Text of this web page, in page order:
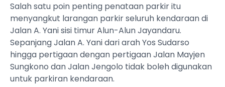
Salah satu poin penting penataan parkir itu
menyangkut larangan parkir seluruh kendaraan di
Jalan A. Yani sisi timur Alun-Alun Jayandaru.
Sepanjang Jalan A. Yani dari arah Yos Sudarso
hingga pertigaan dengan pertigaan Jalan Mayjen
Sungkono dan Jalan Jengolo tidak boleh digunakan
untuk parkiran kendaraan.